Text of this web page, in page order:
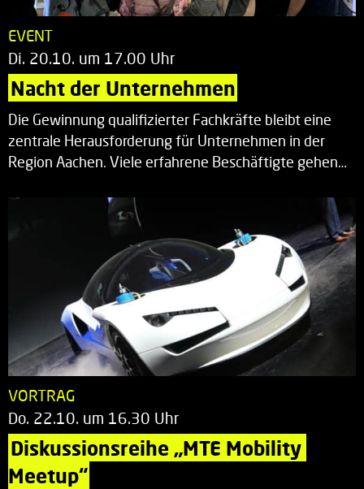
EVENT
Di. 20.10. um 17.00 Uhr
Nacht der Unternehmen
Die Gewinnung qualifizierter Fachkräfte bleibt eine
zentrale Herausforderung für Unternehmen in der
Region Aachen. Viele erfahrene Beschäftigte gehen…
VORTRAG
Do. 22.10. um 16.30 Uhr
Diskussionsreihe „MTE Mobility
Meetup“